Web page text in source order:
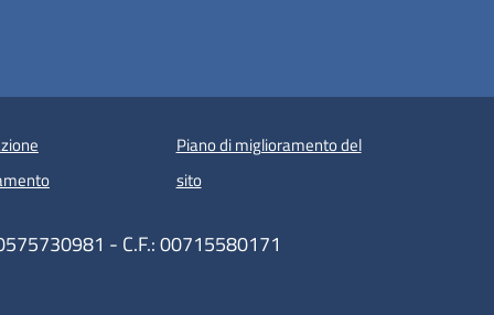
Piano di miglioramento del
sito
- C.F.: 00715580171